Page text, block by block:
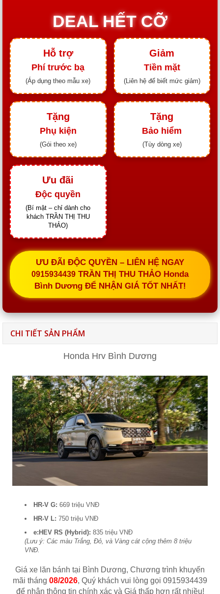
DEAL HẾT CỠ
Hỗ trợ
Phí trước bạ
(Áp dụng theo mẫu xe)
Giảm
Tiền mặt
(Liên hệ để biết mức giảm)
Tặng
Phụ kiện
(Gói theo xe)
Tặng
Bảo hiểm
(Tùy dòng xe)
Ưu đãi
Độc quyền
(Bí mật – chỉ dành cho
khách TRẦN THỊ THU
THẢO)
ƯU ĐÃI ĐỘC QUYỀN – LIÊN HỆ NGAY
0915934439 TRẦN THỊ THU THẢO Honda
Bình Dương ĐỂ NHẬN GIÁ TỐT NHẤT!
CHI TIẾT SẢN PHẨM
Honda Hrv Bình Dương
HR-V G: 669 triệu VNĐ
HR-V L: 750 triệu VNĐ
e:HEV RS (Hybrid): 835 triệu VNĐ
(Lưu ý: Các màu Trắng, Đỏ, và Vàng cát cộng thêm 8 triệu
VNĐ.
Giá xe lăn bánh tại Bình Dương, Chương trình khuyến
mãi tháng 08/2026, Quý khách vui lòng gọi 0915934439
để nhận thông tin chính xác và Giá thấp hơn rất nhiều!